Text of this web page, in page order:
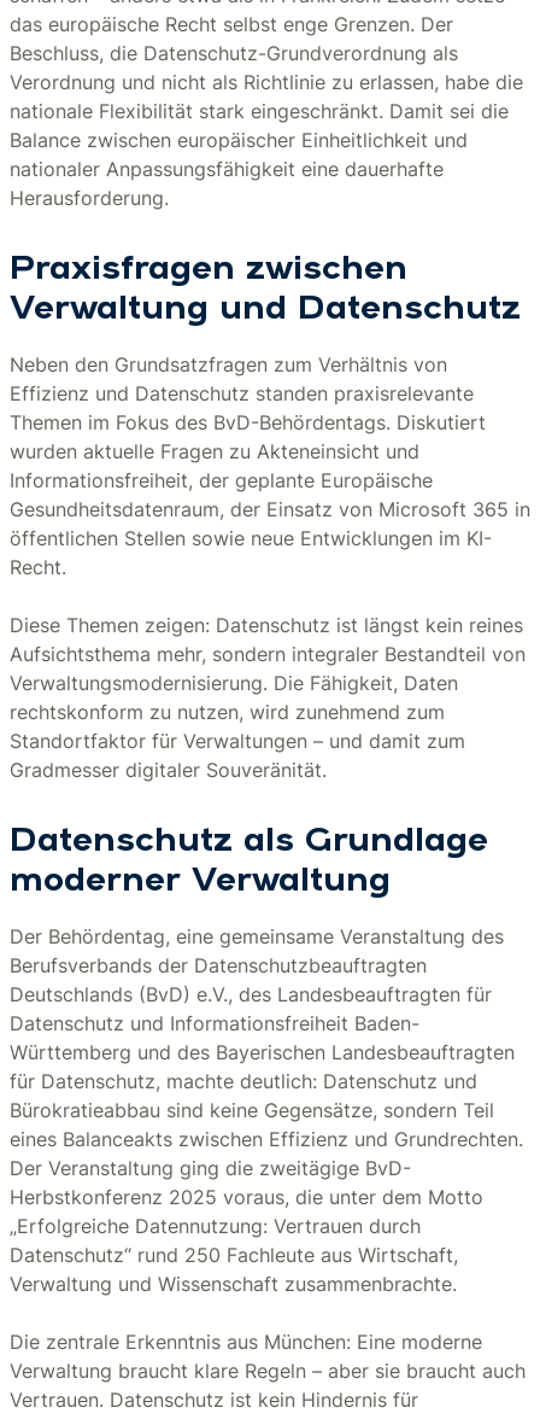
das europäische Recht selbst enge Grenzen. Der
Beschluss, die Datenschutz-Grundverordnung als
Verordnung und nicht als Richtlinie zu erlassen, habe die
nationale Flexibilität stark eingeschränkt. Damit sei die
Balance zwischen europäischer Einheitlichkeit und
nationaler Anpassungsfähigkeit eine dauerhafte
Herausforderung.
Praxisfragen zwischen
Verwaltung und Datenschutz
Neben den Grundsatzfragen zum Verhältnis von
Effizienz und Datenschutz standen praxisrelevante
Themen im Fokus des BvD-Behördentags. Diskutiert
wurden aktuelle Fragen zu Akteneinsicht und
Informationsfreiheit, der geplante Europäische
Gesundheitsdatenraum, der Einsatz von Microsoft 365 in
öffentlichen Stellen sowie neue Entwicklungen im KI-
Recht.
Diese Themen zeigen: Datenschutz ist längst kein reines
Aufsichtsthema mehr, sondern integraler Bestandteil von
Verwaltungsmodernisierung. Die Fähigkeit, Daten
rechtskonform zu nutzen, wird zunehmend zum
Standortfaktor für Verwaltungen – und damit zum
Gradmesser digitaler Souveränität.
Datenschutz als Grundlage
moderner Verwaltung
Der Behördentag, eine gemeinsame Veranstaltung des
Berufsverbands der Datenschutzbeauftragten
Deutschlands (BvD) e.V., des Landesbeauftragten für
Datenschutz und Informationsfreiheit Baden-
Württemberg und des Bayerischen Landesbeauftragten
für Datenschutz, machte deutlich: Datenschutz und
Bürokratieabbau sind keine Gegensätze, sondern Teil
eines Balanceakts zwischen Effizienz und Grundrechten.
Der Veranstaltung ging die zweitägige BvD-
Herbstkonferenz 2025 voraus, die unter dem Motto
„Erfolgreiche Datennutzung: Vertrauen durch
Datenschutz“ rund 250 Fachleute aus Wirtschaft,
Verwaltung und Wissenschaft zusammenbrachte.
Die zentrale Erkenntnis aus München: Eine moderne
Verwaltung braucht klare Regeln – aber sie braucht auch
Vertrauen. Datenschutz ist kein Hindernis für